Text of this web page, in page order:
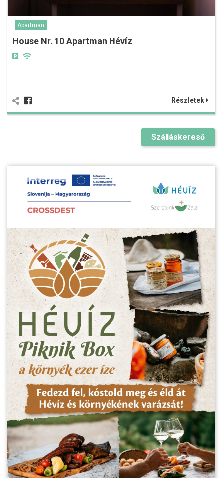
Apartman
House Nr. 10 Apartman Hévíz
Részletek
Szálláskereső